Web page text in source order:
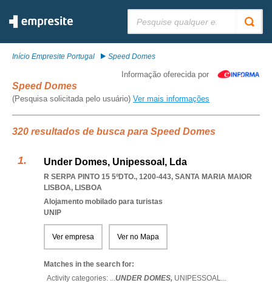
Início Empresite Portugal Speed Domes
Informação oferecida por
Speed Domes
(Pesquisa solicitada pelo usuário) Ver mais informações
320 resultados de busca para Speed Domes
Under Domes, Unipessoal, Lda
R SERPA PINTO 15 5ºDTO., 1200-443, SANTA MARIA MAIOR
LISBOA, LISBOA
Alojamento mobilado para turistas
UNIP
Ver empresa Ver no Mapa
Matches in the search for:
Activity categories: ...UNDER DOMES, UNIPESSOAL...